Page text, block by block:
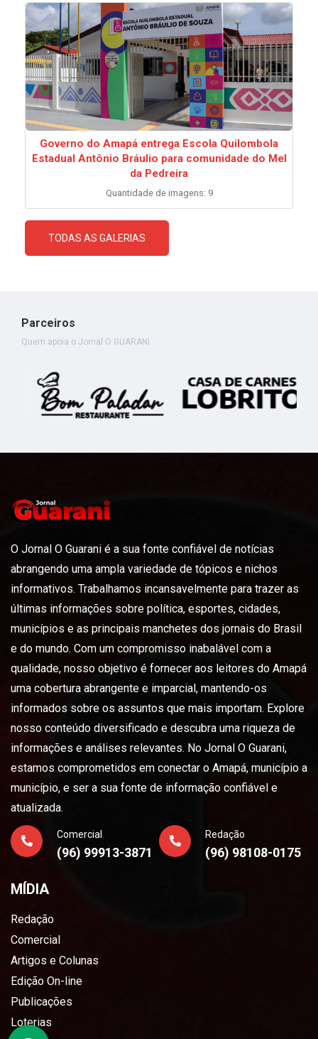
Governo do Amapá entrega Escola Quilombola
Estadual Antônio Bráulio para comunidade do Mel
da Pedreira
Quantidade de imagens: 9
TODAS AS GALERIAS
Parceiros
Quem apoia o Jornal O GUARANI
O Jornal O Guarani é a sua fonte confiável de notícias
abrangendo uma ampla variedade de tópicos e nichos
informativos. Trabalhamos incansavelmente para trazer as
últimas informações sobre política, esportes, cidades,
municípios e as principais manchetes dos jornais do Brasil
e do mundo. Com um compromisso inabalável com a
qualidade, nosso objetivo é fornecer aos leitores do Amapá
uma cobertura abrangente e imparcial, mantendo-os
informados sobre os assuntos que mais importam. Explore
nosso conteúdo diversificado e descubra uma riqueza de
informações e análises relevantes. No Jornal O Guarani,
estamos comprometidos em conectar o Amapá, município a
município, e ser a sua fonte de informação confiável e
atualizada.
Comercial
(96) 99913-3871
Redação
(96) 98108-0175
MÍDIA
Redação
Comercial
Artigos e Colunas
Edição On-line
Publicações
Loterias